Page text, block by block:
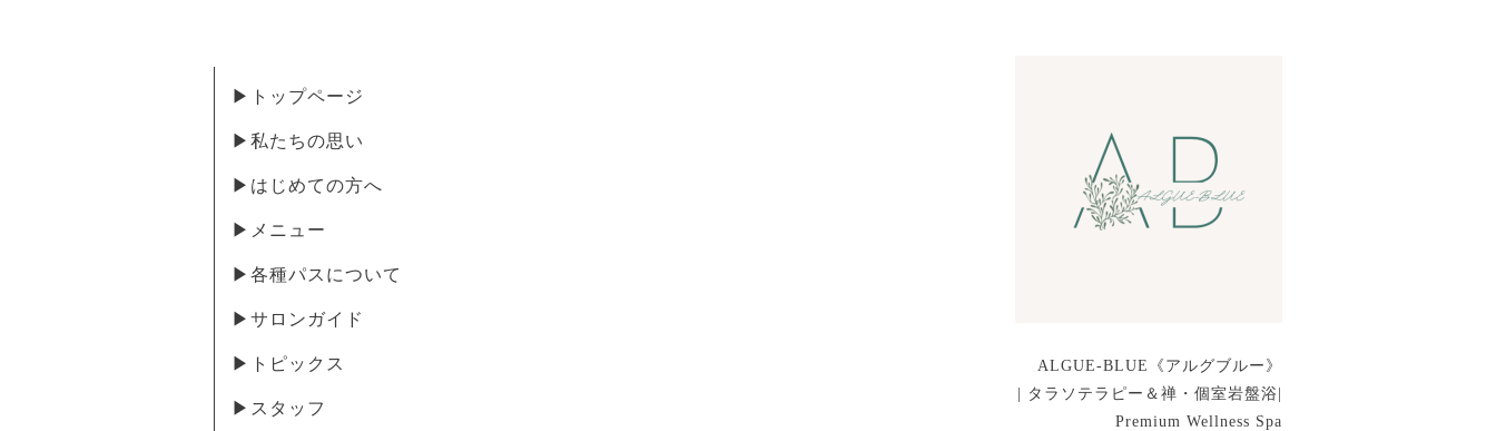
ALGUE-BLUE《アルグブルー》
| タラソテラピー＆禅・個室岩盤浴|
Premium Wellness Spa
▶︎トップページ
▶︎私たちの思い
▶︎はじめての方へ
▶︎メニュー
▶︎各種パスについて
▶︎サロンガイド
▶︎トピックス
▶︎スタッフ